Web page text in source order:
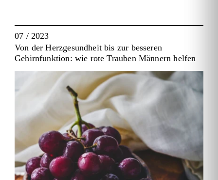
07 / 2023
Von der Herzgesundheit bis zur besseren
Gehirnfunktion: wie rote Trauben Männern helfen